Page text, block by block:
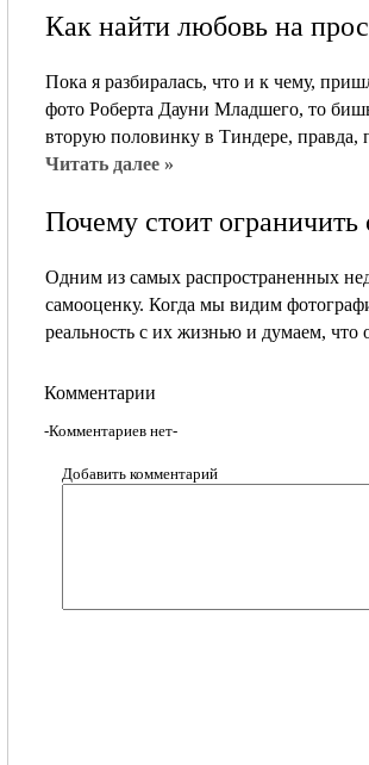
Как найти любовь на
Пока я разбиралась, что и к чему,
фото Роберта Дауни Младшего, то
вторую половинку в Тиндере, правда,
Читать далее »
Почему стоит ограничить
Одним из самых распространенных
самооценку. Когда мы видим
реальность с их жизнью и думаем,
Комментарии
-Комментариев нет-
Добавить комментарий